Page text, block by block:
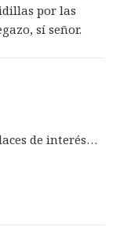
por las
sí señor.
de interés…